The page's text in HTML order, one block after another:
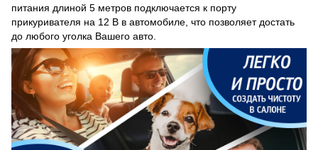
питания длиной 5 метров подключается к порту
прикуривателя на 12 В в автомобиле, что позволяет достать
до любого уголка Вашего авто.